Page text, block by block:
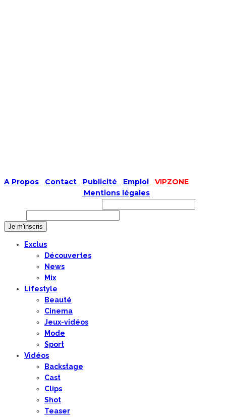
A Propos Contact Publicité Emploi
VIPZONE
Mentions légales
Exclus
Découvertes
News
Mix
Lifestyle
Beauté
Cinema
Jeux-vidéos
Mode
Sport
Vidéos
Backstage
Cast
Clips
Shot
Teaser